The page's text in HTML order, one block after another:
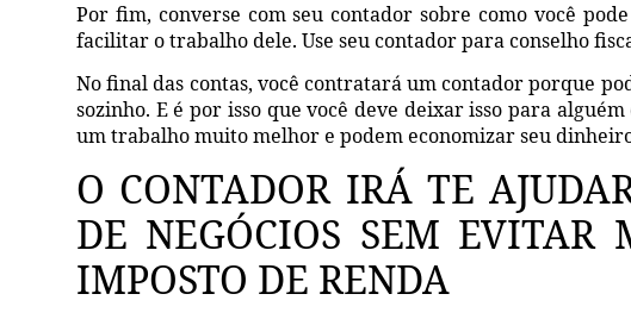
Por fim, converse com seu contador sobre como você
facilitar o trabalho dele. Use seu contador para conselho
No final das contas, você contratará um contador porque
sozinho. E é por isso que você deve deixar isso para
um trabalho muito melhor e podem economizar seu
O CONTADOR IRÁ TE
DE NEGÓCIOS SEM EVITAR
IMPOSTO DE RENDA